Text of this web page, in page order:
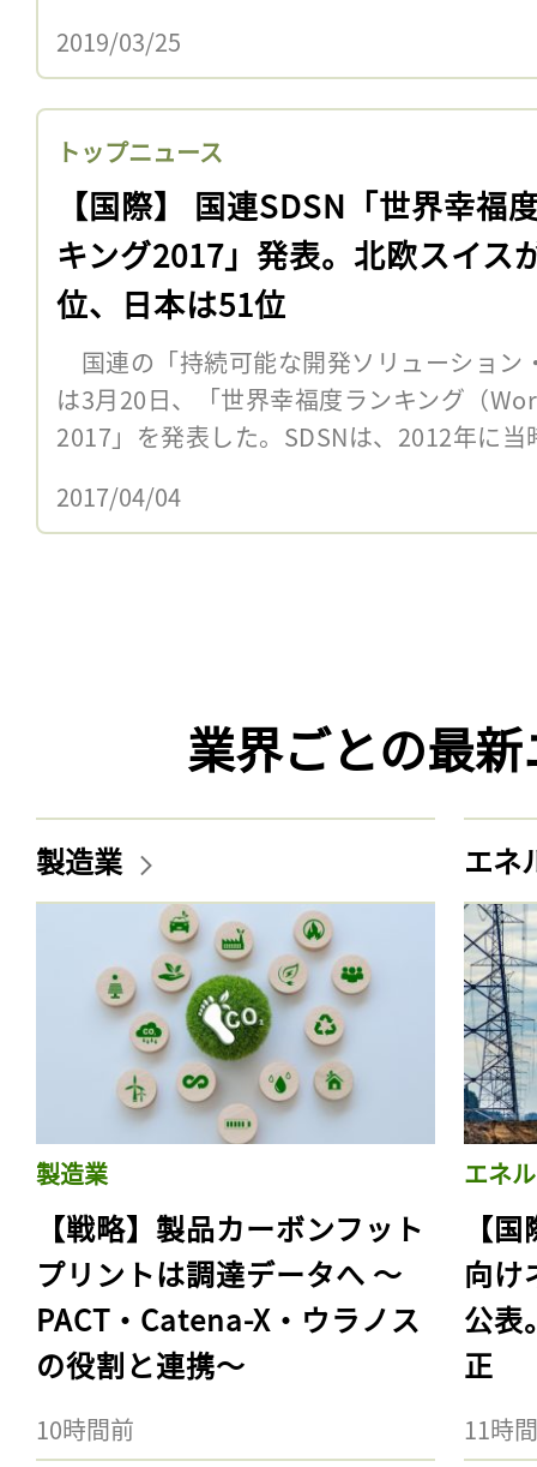
2019/03/25
トップニュース
【国際】 国連SDSN「世界幸福
キング2017」発表。北欧スイス
位、日本は51位
国連の「持続可能な開発ソリューション
は3月20日、「世界幸福度ランキング（
2017」を発表した。SDSNは、2012年に
2017/04/04
業界ごとの最
製造業
製造業
【戦略】製品カーボンフット
プリントは調達データへ 〜
PACT・Catena-X・ウラノス
の役割と連携〜
10時間前
エネ
エネ
【
向け
公表
正
11時